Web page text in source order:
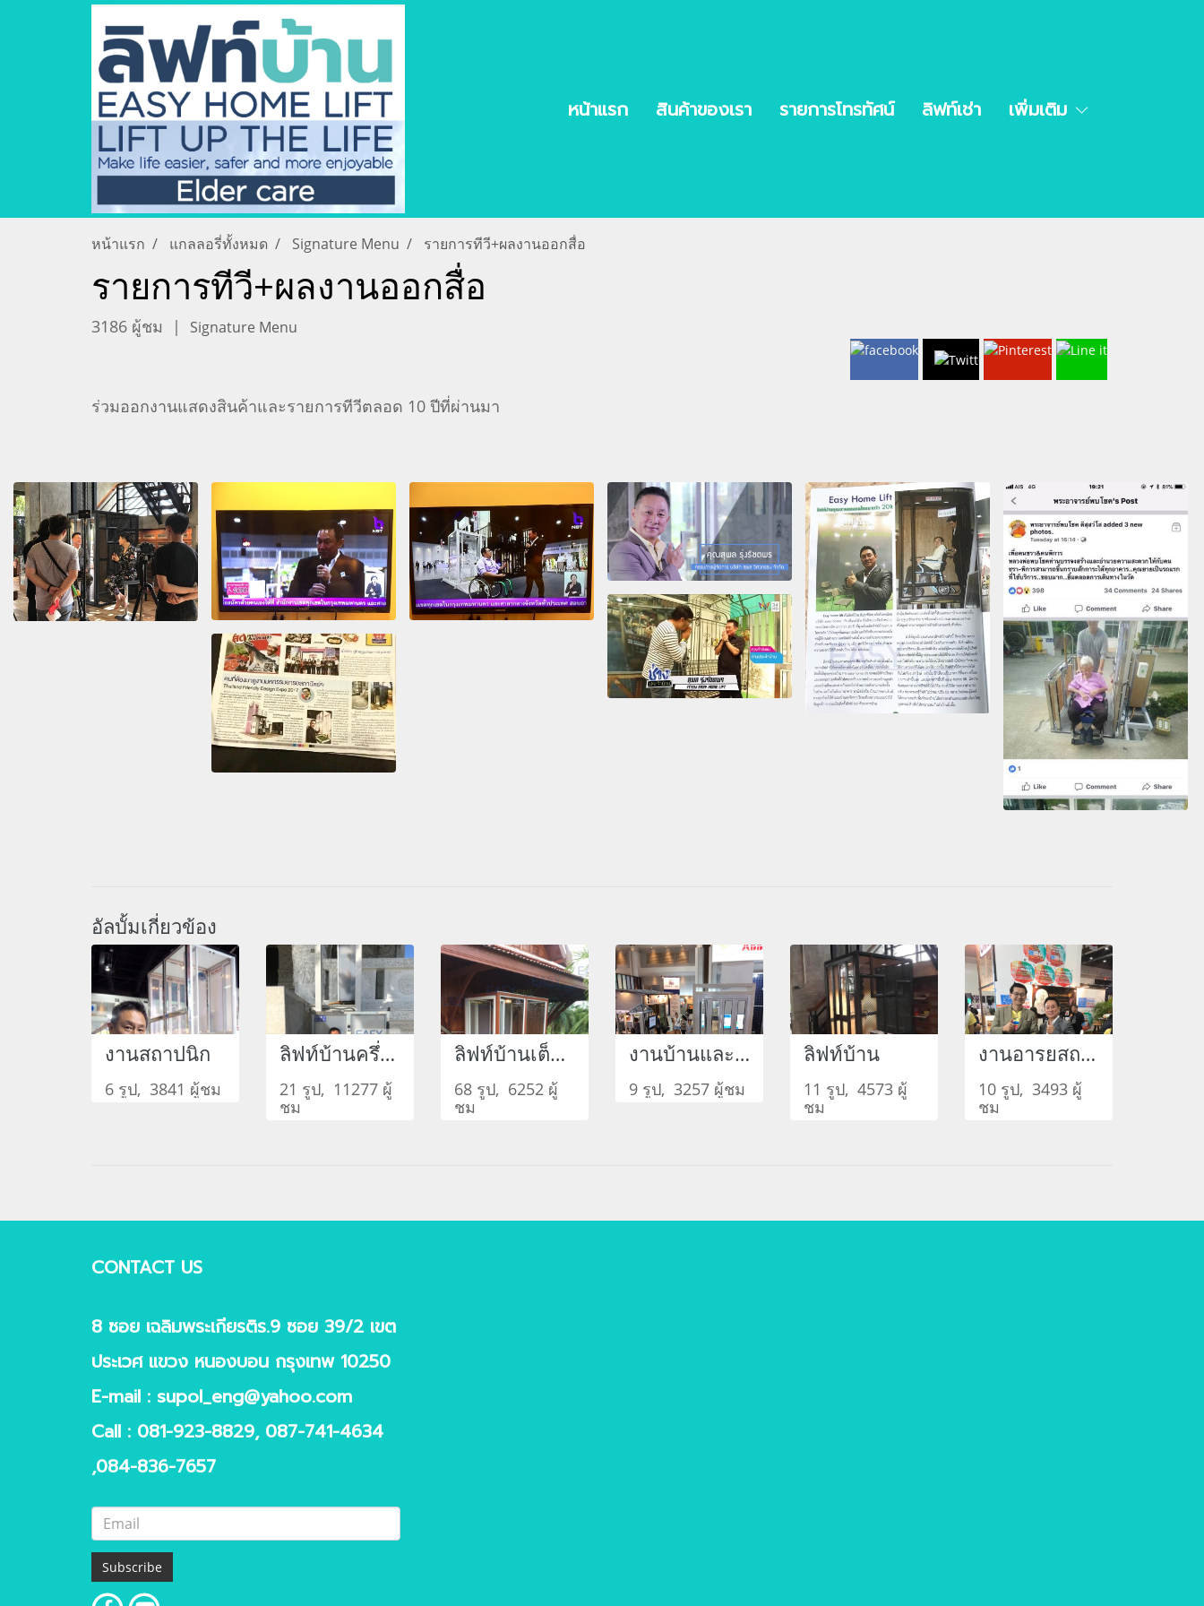
หน้าแรก สินค้าของเรา รายการโทรทัศน์ ลิฟท์เช่า เพิ่มเติม
หน้าแรก แกลลอรี่ทั้งหมด Signature Menu รายการทีวี+ผลงานออกสื่อ
รายการทีวี+ผลงานออกสื่อ
3186 ผู้ชม | Signature Menu
ร่วมออกงานแสดงสินค้าและรายการทีวีตลอด 10 ปีที่ผ่านมา
อัลบั้มเกี่ยวข้อง
งานสถาปนิก
6 รูป, 3841 ผู้ชม
ลิฟท์บ้านครึ่งตัว
21 รูป, 11277 ผู้
ชม
ลิฟท์บ้านเต็มตัว
68 รูป, 6252 ผู้
ชม
งานบ้านและสวน
9 รูป, 3257 ผู้ชม
ลิฟท์บ้าน
11 รูป, 4573 ผู้
ชม
งานอารยสถาปัตย์
10 รูป, 3493 ผู้
ชม
CONTACT US
8 ซอย เฉลิมพระเกียรติร.9 ซอย 39/2 เขต
ประเวศ แขวง หนองบอน กรุงเทพ 10250
E-mail : supol_eng@yahoo.com
Call : 081-923-8829, 087-741-4634
,084-836-7657
Subscribe